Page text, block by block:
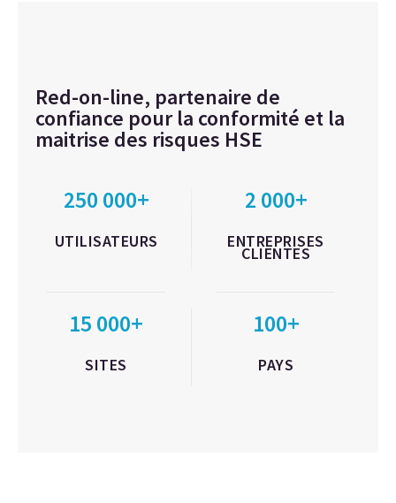
Red-on-line, partenaire de
confiance pour la conformité et la
maitrise des risques HSE
250 000+
UTILISATEURS
2 000+
ENTREPRISES
CLIENTES
15 000+
SITES
100+
PAYS